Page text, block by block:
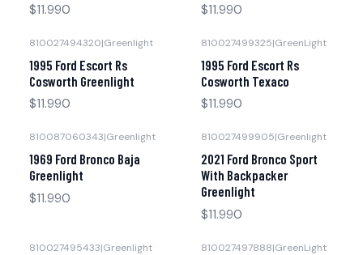
$11.990
$11.990
810027494320|Greenlight
1995 Ford Escort Rs
Cosworth Greenlight
$11.990
810027499325|GreenLight
1995 Ford Escort Rs
Cosworth Texaco
$11.990
810087060343|Greenlight
1969 Ford Bronco Baja
Greenlight
$11.990
810027499905|Greenlight
2021 Ford Bronco Sport
With Backpacker
Greenlight
$11.990
810027495433|Greenlight 810027497888|GreenLight